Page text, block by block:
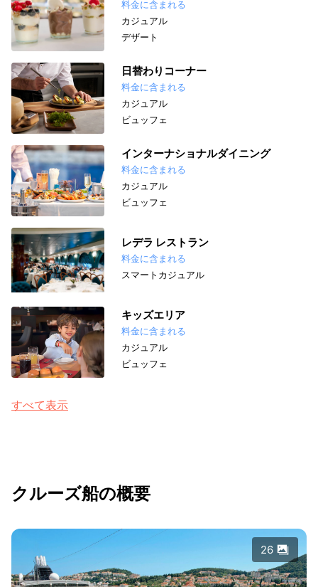
料金に含まれる
カジュアル
デザート
日替わりコーナー
料金に含まれる
カジュアル
ビュッフェ
インターナショナルダイニング
料金に含まれる
カジュアル
ビュッフェ
レデラ レストラン
料金に含まれる
スマートカジュアル
キッズエリア
料金に含まれる
カジュアル
ビュッフェ
すべて表示
クルーズ船の概要
26